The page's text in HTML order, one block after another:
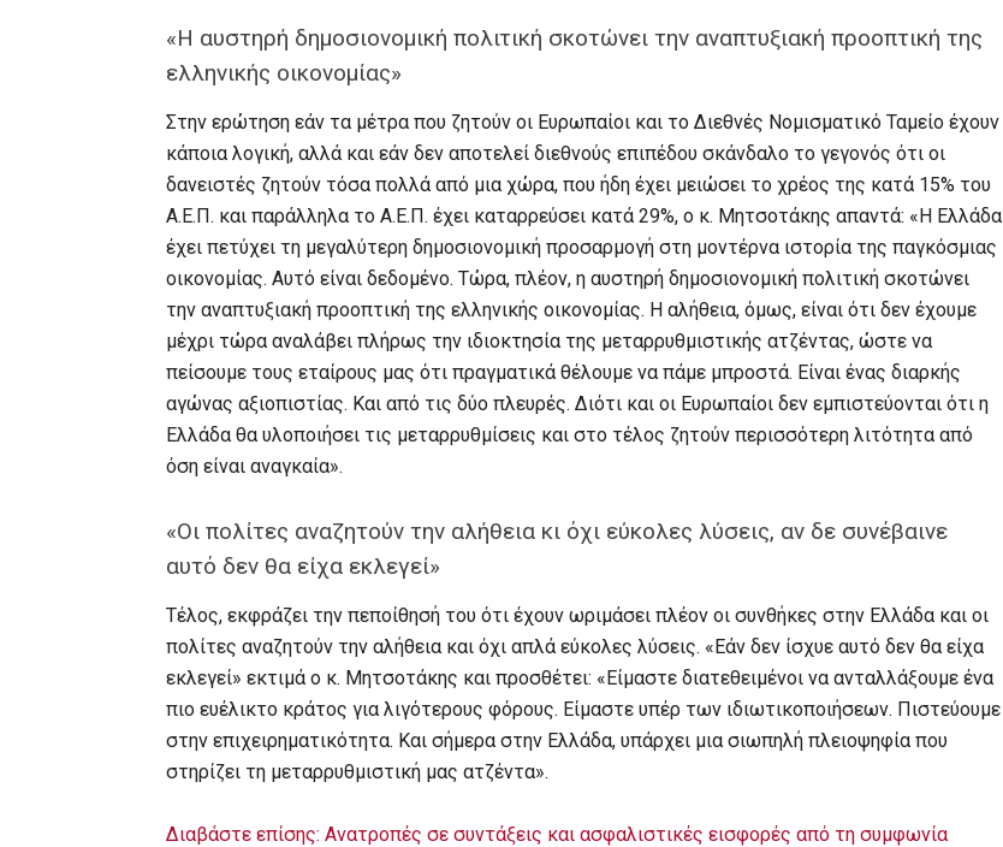
«Η αυστηρή δημοσιονομική πολιτική σκοτώνει την αναπτυξιακή προοπτική της
ελληνικής οικονομίας»
Στην ερώτηση εάν τα μέτρα που ζητούν οι Ευρωπαίοι και το Διεθνές Νομισματικό Ταμείο έχουν
κάποια λογική, αλλά και εάν δεν αποτελεί διεθνούς επιπέδου σκάνδαλο το γεγονός ότι οι
δανειστές ζητούν τόσα πολλά από μια χώρα, που ήδη έχει μειώσει το χρέος της κατά 15% του
Α.Ε.Π. και παράλληλα το Α.Ε.Π. έχει καταρρεύσει κατά 29%, ο κ. Μητσοτάκης απαντά: «Η Ελλάδα
έχει πετύχει τη μεγαλύτερη δημοσιονομική προσαρμογή στη μοντέρνα ιστορία της παγκόσμιας
οικονομίας. Αυτό είναι δεδομένο. Τώρα, πλέον, η αυστηρή δημοσιονομική πολιτική σκοτώνει
την αναπτυξιακή προοπτική της ελληνικής οικονομίας. Η αλήθεια, όμως, είναι ότι δεν έχουμε
μέχρι τώρα αναλάβει πλήρως την ιδιοκτησία της μεταρρυθμιστικής ατζέντας, ώστε να
πείσουμε τους εταίρους μας ότι πραγματικά θέλουμε να πάμε μπροστά. Είναι ένας διαρκής
αγώνας αξιοπιστίας. Και από τις δύο πλευρές. Διότι και οι Ευρωπαίοι δεν εμπιστεύονται ότι η
Ελλάδα θα υλοποιήσει τις μεταρρυθμίσεις και στο τέλος ζητούν περισσότερη λιτότητα από
όση είναι αναγκαία».
«Οι πολίτες αναζητούν την αλήθεια κι όχι εύκολες λύσεις, αν δε συνέβαινε
αυτό δεν θα είχα εκλεγεί»
Τέλος, εκφράζει την πεποίθησή του ότι έχουν ωριμάσει πλέον οι συνθήκες στην Ελλάδα και οι
πολίτες αναζητούν την αλήθεια και όχι απλά εύκολες λύσεις. «Εάν δεν ίσχυε αυτό δεν θα είχα
εκλεγεί» εκτιμά ο κ. Μητσοτάκης και προσθέτει: «Είμαστε διατεθειμένοι να ανταλλάξουμε ένα
πιο ευέλικτο κράτος για λιγότερους φόρους. Είμαστε υπέρ των ιδιωτικοποιήσεων. Πιστεύουμε
στην επιχειρηματικότητα. Και σήμερα στην Ελλάδα, υπάρχει μια σιωπηλή πλειοψηφία που
στηρίζει τη μεταρρυθμιστική μας ατζέντα».
Διαβάστε επίσης: Ανατροπές σε συντάξεις και ασφαλιστικές εισφορές από τη συμφωνία